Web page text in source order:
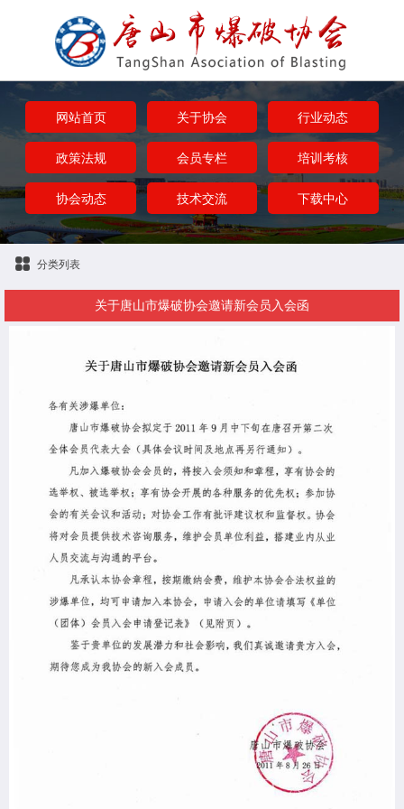
网站首页 关于协会 行业动态
政策法规 会员专栏 培训考核
协会动态 技术交流 下载中心
分类列表
关于唐山市爆破协会邀请新会员入会函